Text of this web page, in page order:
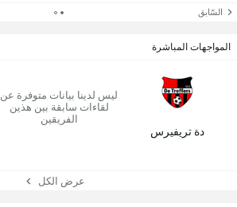
السّابق
المواجهات المباشرة
دة تريفيرس
ليس لدينا بيانات متوفرة عن
لقاءات سابقة بين هذين
الفريقين
عرض الكل